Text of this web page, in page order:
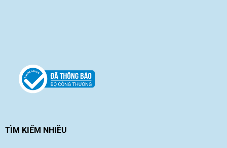
TÌM KIẾM NHIỀU